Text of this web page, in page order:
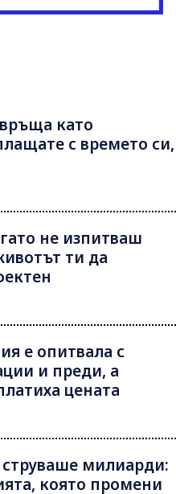
като
с времето си,
не изпитваш
ти да
е опитвала с
и преди, а
цената
струваше милиарди:
която промени